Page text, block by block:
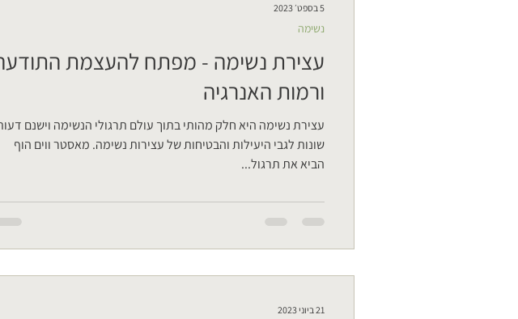
עצירת נשימה - מפתח להעצמת
ורמות האנרגיה
עצירת נשימה היא חלק מהותי בתוך עולם תרגולי הנשימה וישנם
שונות לגבי היעילות והבטיחות של עצירות נשימה. מאסטר ווים הוף
הביא את תרגול...
נשימה
5 בספט׳ 2023
21 ביוני 2023